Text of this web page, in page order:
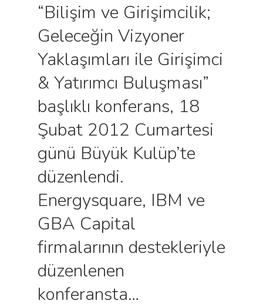
“Bilişim ve Girişimcilik;
Geleceğin Vizyoner
Yaklaşımları ile Girişimci
& Yatırımcı Buluşması”
başlıklı konferans, 18
Şubat 2012 Cumartesi
günü Büyük Kulüp’te
düzenlendi.
Energysquare, IBM ve
GBA Capital
firmalarının destekleriyle
düzenlenen
konferansta…